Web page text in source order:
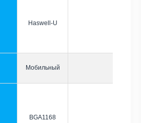
Haswell-U
Мобильный
BGA1168